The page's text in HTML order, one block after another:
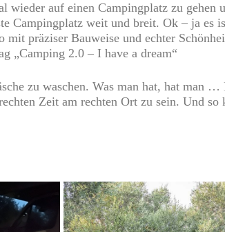
wieder auf einen Campingplatz zu gehen
Campingplatz weit und breit. Ok – ja es
präziser Bauweise und echter
„Camping 2.0 – I have a dream“
zu waschen. Was man hat, hat man …
Zeit am rechten Ort zu sein. Und so